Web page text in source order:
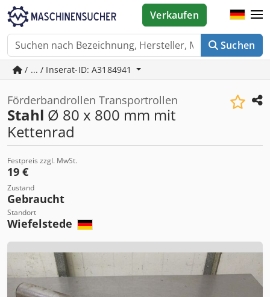
Suchen
Verkaufen
/ ... / Inserat-ID: A3184941
Förderbandrollen Transportrollen
Stahl Ø 80 x 800 mm mit
Kettenrad
Festpreis zzgl. MwSt.
19 €
Zustand
Gebraucht
Standort
Wiefelstede